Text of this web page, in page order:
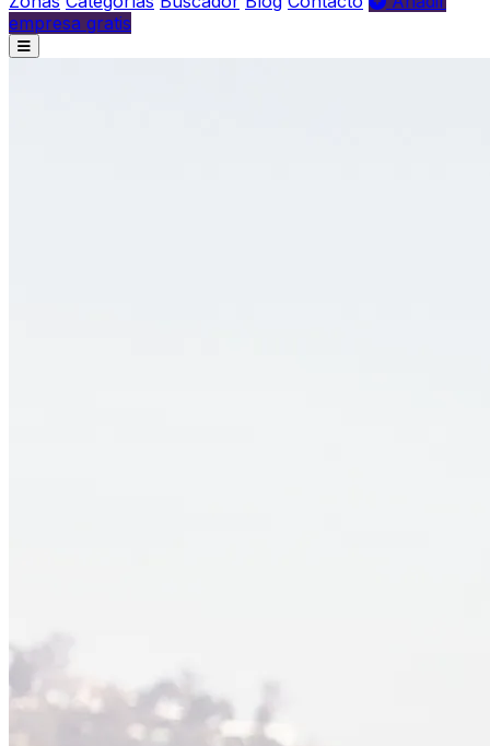
empresa gratis